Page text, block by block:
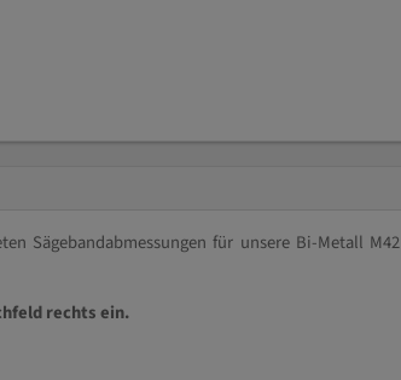
Sägebandabmessungen für unsere Bi-Metall M42
rechts ein.